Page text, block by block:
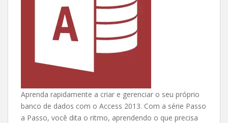
Aprenda rapidamente a criar e gerenciar o seu próprio
banco de dados com o Access 2013. Com a série Passo
a Passo, você dita o ritmo, aprendendo o que precisa